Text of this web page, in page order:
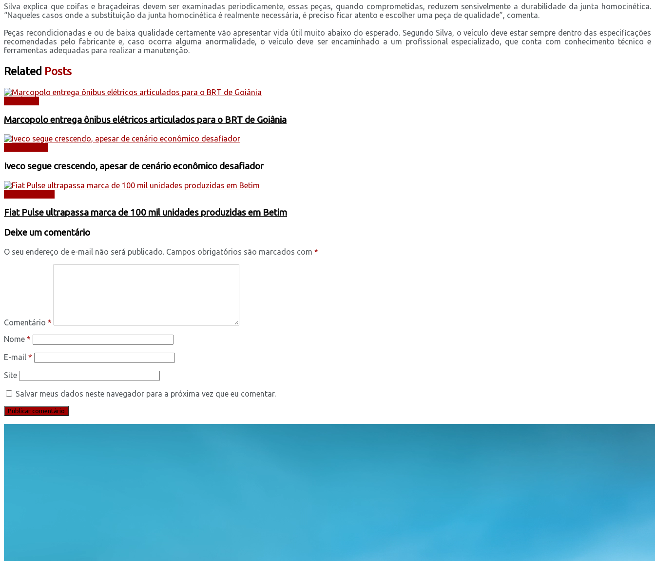
Silva explica que coifas e braçadeiras devem ser examinadas periodicamente, essas peças, quando comprometidas, reduzem sensivelmente a durabilidade da junta homocinética.
“Naqueles casos onde a substituição da junta homocinética é realmente necessária, é preciso ficar atento e escolher uma peça de qualidade”, comenta.
Peças recondicionadas e ou de baixa qualidade certamente vão apresentar vida útil muito abaixo do esperado. Segundo Silva, o veículo deve estar sempre dentro das especificações
recomendadas pelo fabricante e, caso ocorra alguma anormalidade, o veículo deve ser encaminhado a um profissional especializado, que conta com conhecimento técnico e
ferramentas adequadas para realizar a manutenção.
Related Posts
Marcopolo entrega ônibus elétricos articulados para o BRT de Goiânia
Iveco segue crescendo, apesar de cenário econômico desafiador
Fiat Pulse ultrapassa marca de 100 mil unidades produzidas em Betim
Deixe um comentário
O seu endereço de e-mail não será publicado. Campos obrigatórios são marcados com *
Comentário *
Nome *
E-mail *
Site
Salvar meus dados neste navegador para a próxima vez que eu comentar.